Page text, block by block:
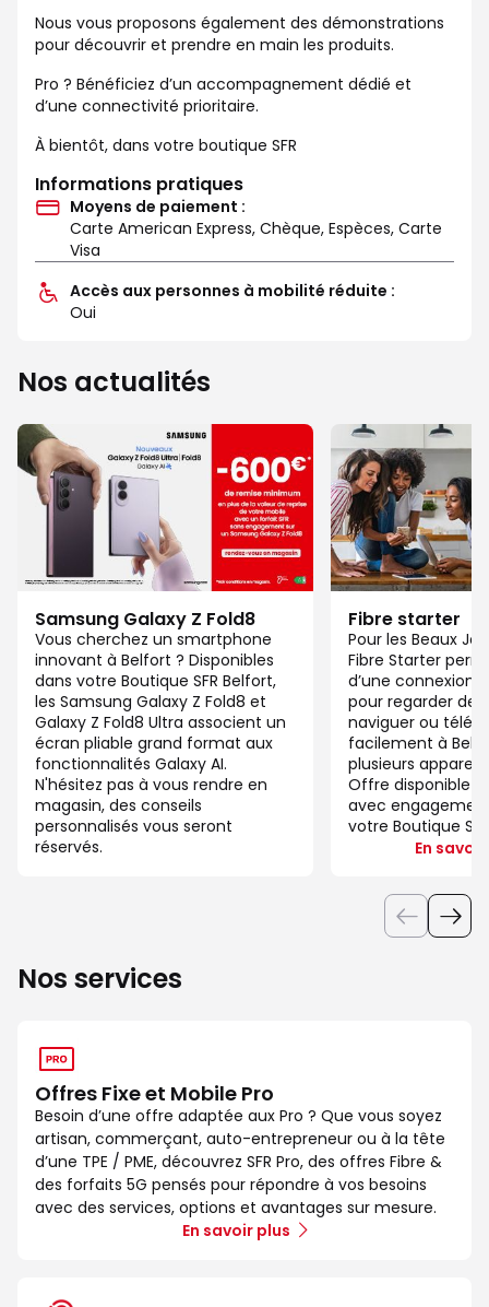
Nous vous proposons également des démonstrations
pour découvrir et prendre en main les produits.
Pro ? Bénéficiez d’un accompagnement dédié et
d’une connectivité prioritaire.
À bientôt, dans votre boutique SFR
Informations pratiques
Moyens de paiement :
Carte American Express, Chèque, Espèces, Carte
Visa
Accès aux personnes à mobilité réduite :
Oui
Nos actualités
Samsung Galaxy Z Fold8
Vous cherchez un smartphone
innovant à Belfort ? Disponibles
dans votre Boutique SFR Belfort,
les Samsung Galaxy Z Fold8 et
Galaxy Z Fold8 Ultra associent un
écran pliable grand format aux
fonctionnalités Galaxy AI.
N'hésitez pas à vous rendre en
magasin, des conseils
personnalisés vous seront
réservés.
Fibre starter
Pour les Beaux
Fibre Starter
d’une connexion
pour regarder des
naviguer ou
facilement à
plusieurs
Offre disponible
avec
votre Boutique
En
Nos services
Offres Fixe et Mobile Pro
Besoin d’une offre adaptée aux Pro ? Que vous soyez
artisan, commerçant, auto-entrepreneur ou à la tête
d’une TPE / PME, découvrez SFR Pro, des offres Fibre &
des forfaits 5G pensés pour répondre à vos besoins
avec des services, options et avantages sur mesure.
En savoir plus